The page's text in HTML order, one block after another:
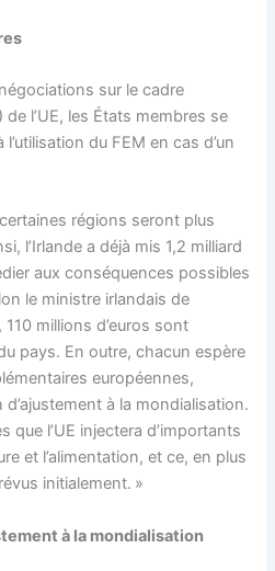
sur le cadre
l’UE, les États membres se
du FEM en cas d’un
régions seront plus
l’Irlande a déjà mis 1,2 milliard
aux conséquences possibles
le ministre irlandais de
110 millions d’euros sont
pays. En outre, chacun espère
européennes,
à la mondialisation.
que l’UE injectera d’importants
et l’alimentation, et ce, en plus
initialement. »
à la mondialisation